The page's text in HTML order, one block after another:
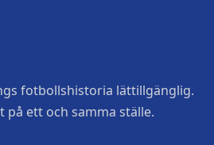
fotbollshistoria lättillgänglig.
på ett och samma ställe.